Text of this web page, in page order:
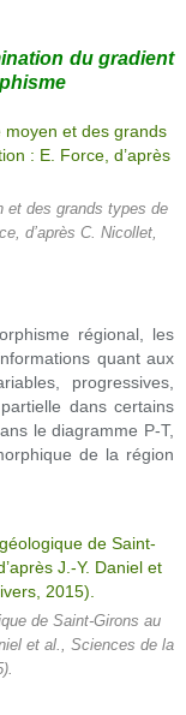
du gradient
et des grands types de
d’après C. Nicollet,
régional, les
quant aux
progressives,
dans certains
le diagramme P-T,
de la région
de Saint-Girons au
et al., Sciences de la